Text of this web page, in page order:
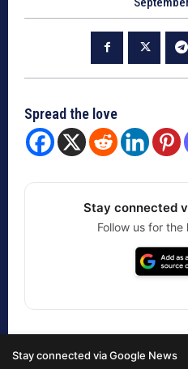
Stay connected via Google News